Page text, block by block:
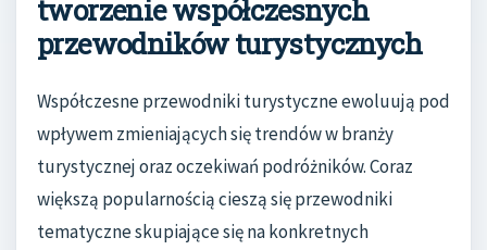
tworzenie współczesnych
przewodników turystycznych
Współczesne przewodniki turystyczne ewoluują pod
wpływem zmieniających się trendów w branży
turystycznej oraz oczekiwań podróżników. Coraz
większą popularnością cieszą się przewodniki
tematyczne skupiające się na konkretnych